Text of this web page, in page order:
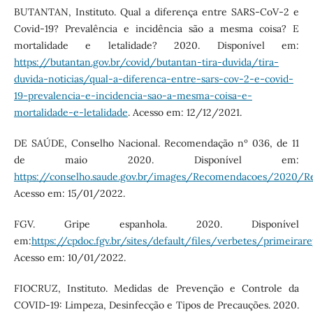
BUTANTAN, Instituto. Qual a diferença entre SARS-CoV-2 e
Covid-19? Prevalência e incidência são a mesma coisa? E
mortalidade e letalidade? 2020. Disponível em:
https://butantan.gov.br/covid/butantan-tira-duvida/tira-
duvida-noticias/qual-a-diferenca-entre-sars-cov-2-e-covid-
19-prevalencia-e-incidencia-sao-a-mesma-coisa-e-
mortalidade-e-letalidade. Acesso em: 12/12/2021.
DE SAÚDE, Conselho Nacional. Recomendação nº 036, de 11
de maio 2020. Disponível em:
https://conselho.saude.gov.br/images/Recomendacoes/2020/
Acesso em: 15/01/2022.
FGV. Gripe espanhola. 2020. Disponível
em:https://cpdoc.fgv.br/sites/default/files/verbetes/
Acesso em: 10/01/2022.
FIOCRUZ, Instituto. Medidas de Prevenção e Controle da
COVID-19: Limpeza, Desinfecção e Tipos de Precauções. 2020.